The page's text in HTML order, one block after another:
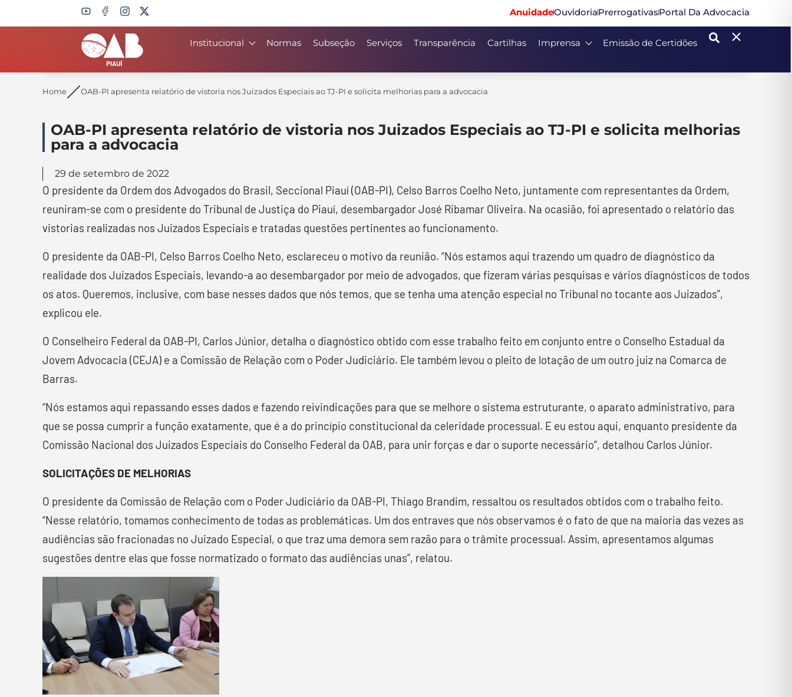
AnuidadeOuvidoriaPrerrogativasPortal Da Advocacia
Institucional Normas Subseção Serviços Transparência Cartilhas Imprensa Emissão de Certidões
Search
Home OAB-PI apresenta relatório de vistoria nos Juizados Especiais ao TJ-PI e solicita melhorias para a advocacia
OAB-PI apresenta relatório de vistoria nos Juizados Especiais ao TJ-PI e solicita melhorias
para a advocacia
29 de setembro de 2022
O presidente da Ordem dos Advogados do Brasil, Seccional Piauí (OAB-PI), Celso Barros Coelho Neto, juntamente com representantes da Ordem,
reuniram-se com o presidente do Tribunal de Justiça do Piauí, desembargador José Ribamar Oliveira. Na ocasião, foi apresentado o relatório das
vistorias realizadas nos Juizados Especiais e tratadas questões pertinentes ao funcionamento.
O presidente da OAB-PI, Celso Barros Coelho Neto, esclareceu o motivo da reunião. “Nós estamos aqui trazendo um quadro de diagnóstico da
realidade dos Juizados Especiais, levando-a ao desembargador por meio de advogados, que fizeram várias pesquisas e vários diagnósticos de todos
os atos. Queremos, inclusive, com base nesses dados que nós temos, que se tenha uma atenção especial no Tribunal no tocante aos Juizados”,
explicou ele.
O Conselheiro Federal da OAB-PI, Carlos Júnior, detalha o diagnóstico obtido com esse trabalho feito em conjunto entre o Conselho Estadual da
Jovem Advocacia (CEJA) e a Comissão de Relação com o Poder Judiciário. Ele também levou o pleito de lotação de um outro juiz na Comarca de
Barras.
“Nós estamos aqui repassando esses dados e fazendo reivindicações para que se melhore o sistema estruturante, o aparato administrativo, para
que se possa cumprir a função exatamente, que é a do princípio constitucional da celeridade processual. E eu estou aqui, enquanto presidente da
Comissão Nacional dos Juizados Especiais do Conselho Federal da OAB, para unir forças e dar o suporte necessário”, detalhou Carlos Júnior.
SOLICITAÇÕES DE MELHORIAS
O presidente da Comissão de Relação com o Poder Judiciário da OAB-PI, Thiago Brandim, ressaltou os resultados obtidos com o trabalho feito.
“Nesse relatório, tomamos conhecimento de todas as problemáticas. Um dos entraves que nós observamos é o fato de que na maioria das vezes as
audiências são fracionadas no Juizado Especial, o que traz uma demora sem razão para o trâmite processual. Assim, apresentamos algumas
sugestões dentre elas que fosse normatizado o formato das audiências unas”, relatou.